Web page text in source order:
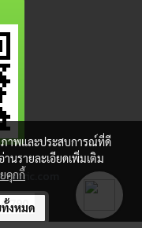
ภาพและประสบการณ์ที่ดี
นรายละเอียดเพิ่มเติม
คุกกี้
งหมด